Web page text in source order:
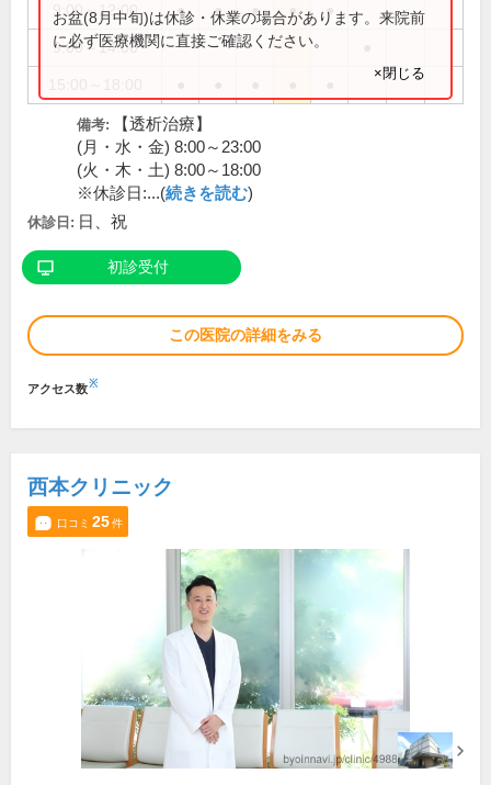
9:00～12:00 ● ● ● ● ●
9:00～14:00
お盆(8月中旬)は休診・休業の場合があります。来院前
に必ず医療機関に直接ご確認ください。
×閉じる
備考:
【透析治療】
(月・水・金) 8:00～23:00
(火・木・土) 8:00～18:00
※休診日:...(続きを読む)
休診日: 日、祝
初診受付
この医院の詳細をみる
アクセス数※
西本クリニック
口コミ 25件